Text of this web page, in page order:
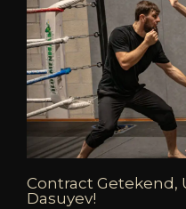
Contract Getekend,
Dasuyev!